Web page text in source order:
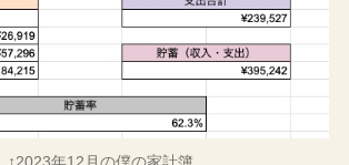
↑2023年12月の僕の家計簿